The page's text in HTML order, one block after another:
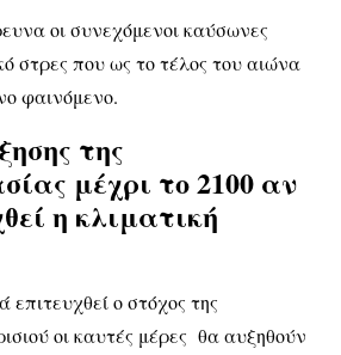
οι συνεχόμενοι καύσωνες
στρες που ως το τέλος του αιώνα
φαινόμενο.
της
μέχρι το 2100 αν
η κλιματική
επιτευχθεί ο στόχος της
οι καυτές μέρες θα αυξηθούν